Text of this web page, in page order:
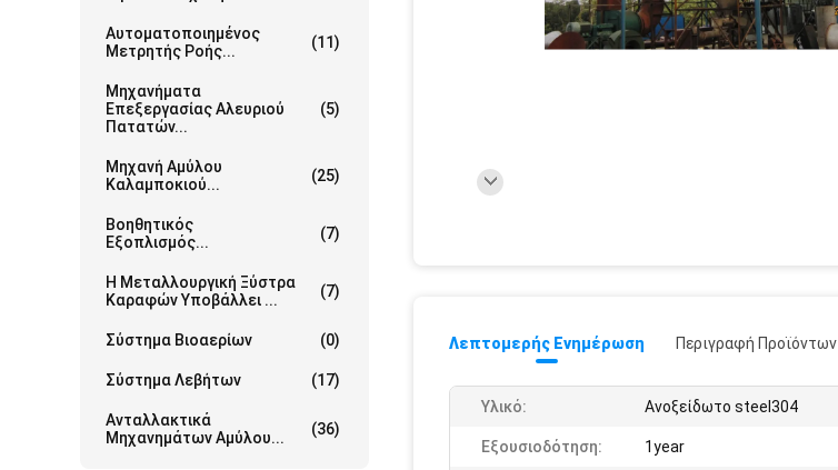
Αυτοματοποιημένος
Μετρητής Ροής...
(11)
Μηχανήματα
Επεξεργασίας Αλευριού
Πατατών...
(5)
Μηχανή Αμύλου
Καλαμποκιού...
(25)
Βοηθητικός
Εξοπλισμός...
(7)
Η Μεταλλουργική Ξύστρα
Καραφών Υποβάλλει ...
(7)
Σύστημα Βιοαερίων (0)
Σύστημα Λεβήτων (17)
Ανταλλακτικά
Μηχανημάτων Αμύλου...
(36)
Λεπτομερής Ενημέρωση Περιγραφή Προϊόντων
Υλικό: Ανοξείδωτο steel304
Εξουσιοδότηση: 1year